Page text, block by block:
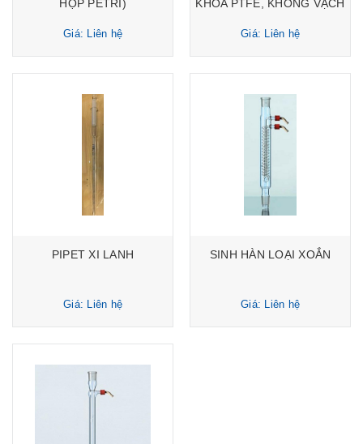
HỘP PETRI)
Giá: Liên hệ
KHÓA PTFE, KHÔNG VẠCH
Giá: Liên hệ
PIPET XI LANH
Giá: Liên hệ
SINH HÀN LOẠI XOẮN
Giá: Liên hệ